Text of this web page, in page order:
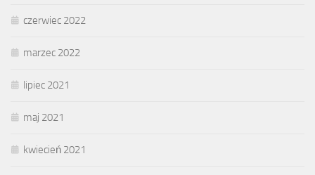
czerwiec 2022
marzec 2022
lipiec 2021
maj 2021
kwiecień 2021